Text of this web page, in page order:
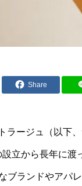
Share
ラージュ（以下
立から長年に渡
ブランドやアパ